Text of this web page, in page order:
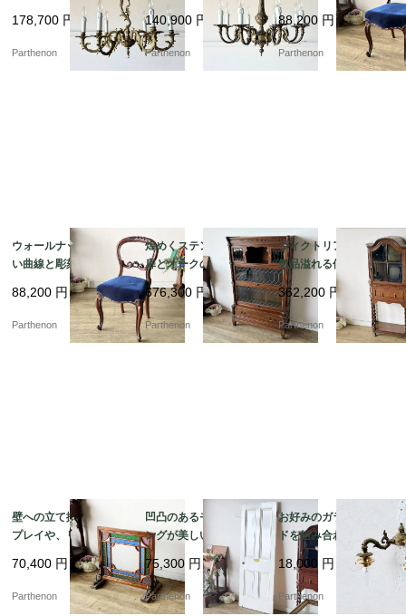
ス照明。クラシカルな
空間を演出する6灯式シ
ャンデリア【sy393】
178,700 円
Parthenon
クラシカルな真鍮の輝
きが空間を魅了する8灯
式シャンデリア【sy46
140,900 円
Parthenon
く、空間を優雅に彩る
気品あるバルーンチェ
ア【c237-2】
88,200 円
Parthenon
ウォールナットの美し
い曲線と彫刻が目を惹
く、空間を優雅に彩る
気品あるバルーンチェ
ア【c237-1】
88,200 円
Parthenon
煌めくステンドグラス
扉とオークの味わいが
魅力のスタッキングブ
ックケース【k184】
676,300 円
Parthenon
ヴィクトリア朝後期の
気品溢れる佇まいのツ
イストレッグ・ガラス
キャビネット【k108】
362,200 円
Parthenon
壁への立て掛けディス
プレイや、リノベーシ
ョンの造作装飾パーツ
に。色鮮やかな型板ガ
ラスが光に煌めく木製
パネル【2271】
70,400 円
Parthenon
凹凸のあるモールディ
ングが美しい現状渡し
の建具。シャビーホワ
イトの4パネル木製ペイ
ントドア【6697】
75,300 円
Parthenon
お好みのガラスシェー
ドを組み合わせて楽し
める灯具。重厚なダイ
キャスト製の2灯式ウォ
ールランプ【51766】
18,000 円
Parthenon